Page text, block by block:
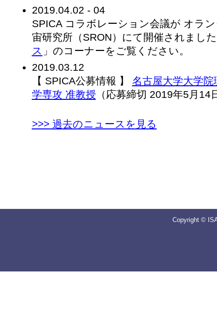
2019.04.02 - 04
SPICA コラボレーション会議が オラ
宙研究所（SRON）にて開催されまし
ス 」のコーナーをご覧ください。
2019.03.12
【 SPICA公募情報 】 名古屋大学大学
学専攻 准教授 （応募締切 2019年5月14
>>> 過去のニュースを見る
Copyright ©